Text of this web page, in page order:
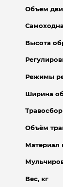
Объем
Высота
Режимы
Ширина
Объём
Материал
Вес, кг